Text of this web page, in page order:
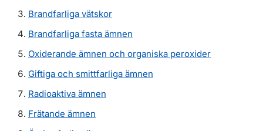
Brandfarliga vätskor
Brandfarliga fasta ämnen
Oxiderande ämnen och organiska peroxider
Giftiga och smittfarliga ämnen
Radioaktiva ämnen
Frätande ämnen